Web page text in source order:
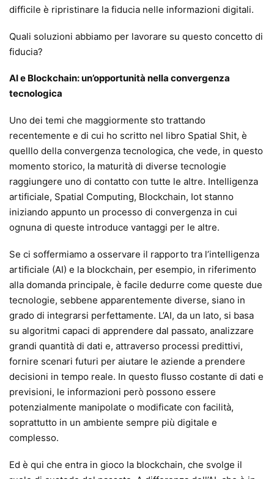
difficile è ripristinare la fiducia nelle informazioni digitali.
Quali soluzioni abbiamo per lavorare su questo concetto di
fiducia?
AI e Blockchain: un’opportunità nella convergenza
tecnologica
Uno dei temi che maggiormente sto trattando
recentemente e di cui ho scritto nel libro Spatial Shit, è
quelllo della convergenza tecnologica, che vede, in questo
momento storico, la maturità di diverse tecnologie
raggiungere uno di contatto con tutte le altre. Intelligenza
artificiale, Spatial Computing, Blockchain, Iot stanno
iniziando appunto un processo di convergenza in cui
ognuna di queste introduce vantaggi per le altre.
Se ci soffermiamo a osservare il rapporto tra l’intelligenza
artificiale (AI) e la blockchain, per esempio, in riferimento
alla domanda principale, è facile dedurre come queste due
tecnologie, sebbene apparentemente diverse, siano in
grado di integrarsi perfettamente. L’AI, da un lato, si basa
su algoritmi capaci di apprendere dal passato, analizzare
grandi quantità di dati e, attraverso processi predittivi,
fornire scenari futuri per aiutare le aziende a prendere
decisioni in tempo reale. In questo flusso costante di dati e
previsioni, le informazioni però possono essere
potenzialmente manipolate o modificate con facilità,
soprattutto in un ambiente sempre più digitale e
complesso.
Ed è qui che entra in gioco la blockchain, che svolge il